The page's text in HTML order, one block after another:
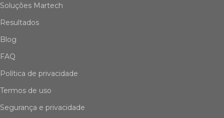
Soluções Martech
Resultados
Blog
FAQ
Política de privacidade
Termos de uso
Segurança e privacidade